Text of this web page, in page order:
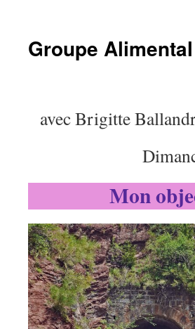
Groupe Alimental
avec Brigitte
Mon